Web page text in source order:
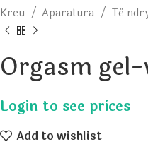
Kreu Aparatura Të
Orgasm gel-
Add to wishlist